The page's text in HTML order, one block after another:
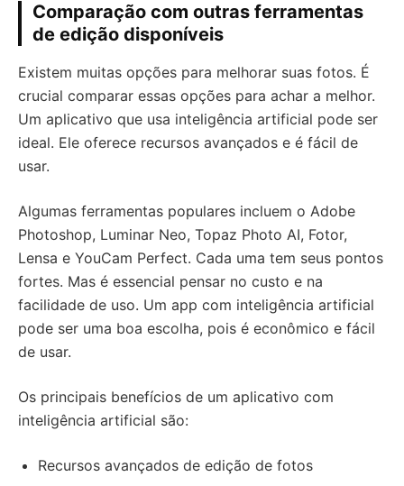
Comparação com outras ferramentas
de edição disponíveis
Existem muitas opções para melhorar suas fotos. É
crucial comparar essas opções para achar a melhor.
Um aplicativo que usa inteligência artificial pode ser
ideal. Ele oferece recursos avançados e é fácil de
usar.
Algumas ferramentas populares incluem o Adobe
Photoshop, Luminar Neo, Topaz Photo AI, Fotor,
Lensa e YouCam Perfect. Cada uma tem seus pontos
fortes. Mas é essencial pensar no custo e na
facilidade de uso. Um app com inteligência artificial
pode ser uma boa escolha, pois é econômico e fácil
de usar.
Os principais benefícios de um aplicativo com
inteligência artificial são:
Recursos avançados de edição de fotos